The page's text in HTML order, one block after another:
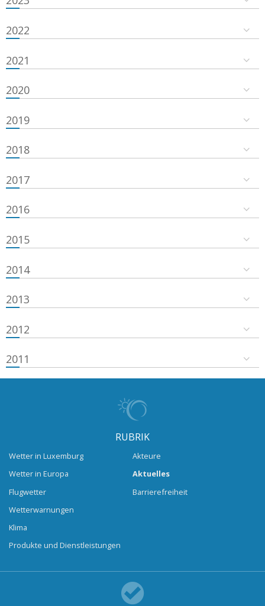
2022
2021
2020
2019
2018
2017
2016
2015
2014
2013
2012
2011
RUBRIK
Wetter in Luxemburg
Wetter in Europa
Flugwetter
Wetterwarnungen
Klima
Produkte und Dienstleistungen
Akteure
Aktuelles
Barrierefreiheit